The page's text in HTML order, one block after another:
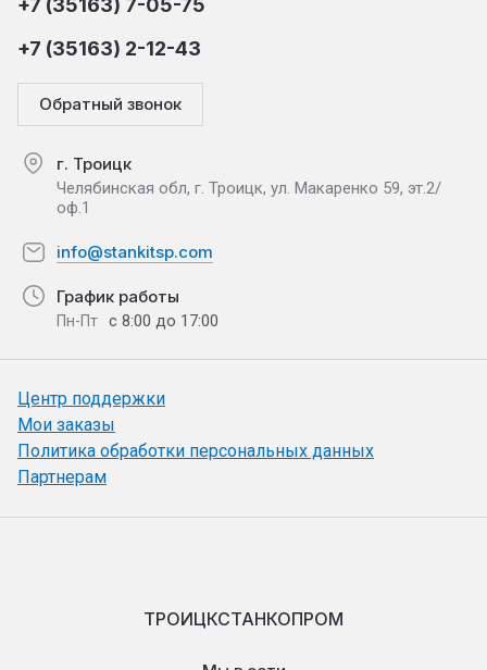
+7 (35163) 7-05-75
+7 (35163) 2-12-43
Обратный звонок
г. Троицк
Челябинская обл, г. Троицк, ул. Макаренко 59, эт.2/
оф.1
info@stankitsp.com
График работы
Пн-Пт с 8:00 до 17:00
Центр поддержки
Мои заказы
Политика обработки персональных данных
Партнерам
ТРОИЦКСТАНКОПРОМ